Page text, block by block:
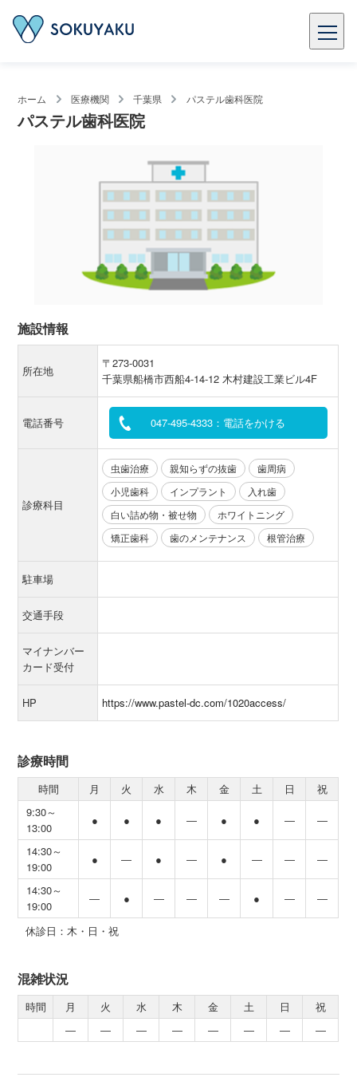
ホーム 医療機関 千葉県 パステル歯科医院
パステル歯科医院
施設情報
所在地
〒273-0031
千葉県船橋市西船4-14-12 木村建設工業ビル4F
電話番号 047-495-4333：電話をかける
診療科目
虫歯治療 親知らずの抜歯
歯周病
小児歯科
インプラント
入れ歯
白い詰め物・被せ物
ホワイトニング
矯正歯科
歯のメンテナンス 根管治療
駐車場
交通手段
マイナンバー
カード受付
HP https://www.pastel-dc.com/1020access/
診療時間
時間 月 火 水 木 金 土 日
祝
9:30～
13:00
● ● ● ― ● ● ― ―
14:30～
19:00
● ― ● ― ● ― ― ―
14:30～
19:00
― ● ― ― ― ● ― ―
休診日：木・日・祝
混雑状況
時間 月 火 水 木 金 土 日
祝
―
― ― ― ― ― ― ―